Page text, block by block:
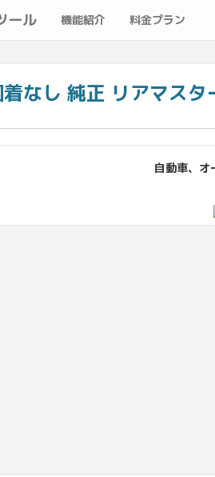
ール 機能紹介 料金プラン
なし 純正 リアマス
自動車、オ